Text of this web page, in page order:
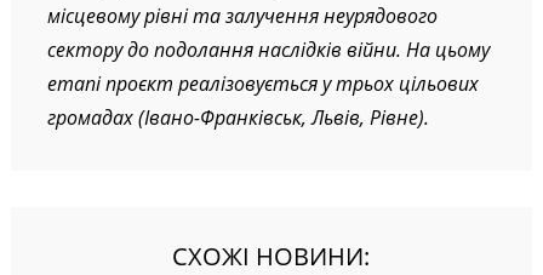
місцевому рівні та залучення неурядового
сектору до подолання наслідків війни. На цьому
етапі проєкт реалізовується у трьох цільових
громадах (Івано-Франківськ, Львів, Рівне).
СХОЖІ НОВИНИ: